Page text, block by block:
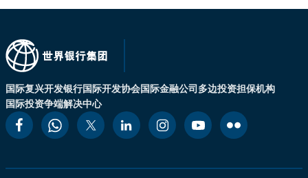
国际复兴开发银行国际开发协会国际金融公司多边投资担保机构
国际投资争端解决中心